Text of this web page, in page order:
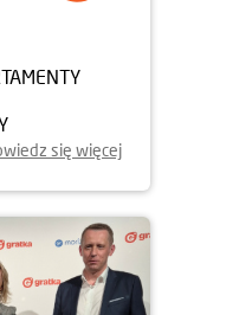
się więcej